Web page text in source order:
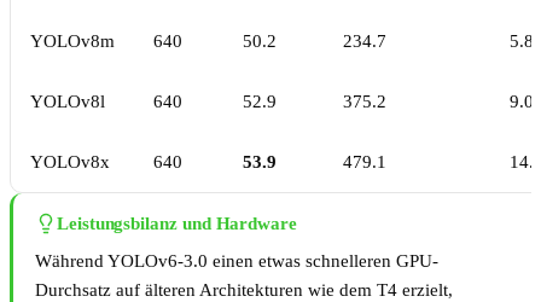
YOLOv8m 640 50.2 234.7
YOLOv8l 640 52.9 375.2
YOLOv8x 640 53.9 479.1
Leistungsbilanz und Hardware
Während YOLOv6-3.0 einen etwas schnelleren GPU-
Durchsatz auf älteren Architekturen wie dem T4 erzielt,